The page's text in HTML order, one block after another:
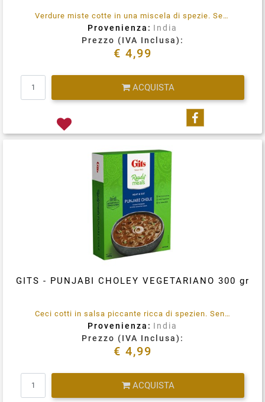
Verdure miste cotte in una miscela di spezie. Senza conservanti, colore o sapore artificiale aggiunti. 100% Vegetariano. Immergere la busta integra in acqua bollente per 3-5 minuti, rimuovere, tagliare, aprire e servire.
Provenienza: India
Prezzo (IVA Inclusa):
€ 4,99
ACQUISTA
Condividi su
GITS - PUNJABI CHOLEY VEGETARIANO 300 gr
Ceci cotti in salsa piccante ricca di spezien. Senza conservanti aggiunti. 100% vegetariano. Immergere la busta integra in acqua bollente per 3-5 minuti, rimuovere, tagliare, aprire e servire.
Provenienza: India
Prezzo (IVA Inclusa):
€ 4,99
ACQUISTA